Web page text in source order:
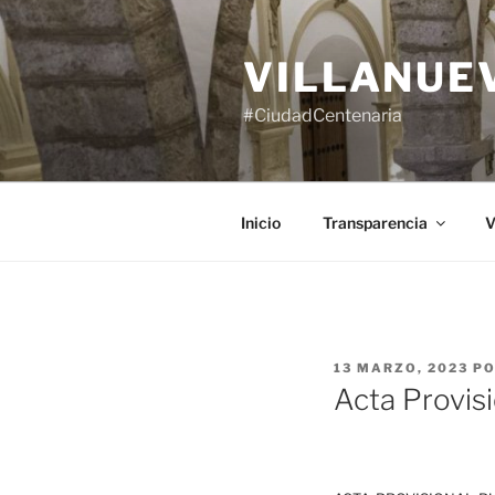
Saltar
al
contenido
#CiudadCentenaria
Inicio Transparencia
PUBLICADO
EL
13 MARZO, 2023
Acta